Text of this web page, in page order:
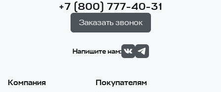
+7 (800) 777-40-31
Заказать звонок
Напишите нам:
Компания Покупателям